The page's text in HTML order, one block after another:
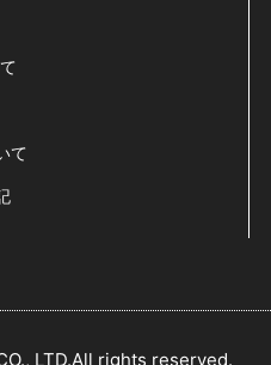
て
LTD.All rights reserved.